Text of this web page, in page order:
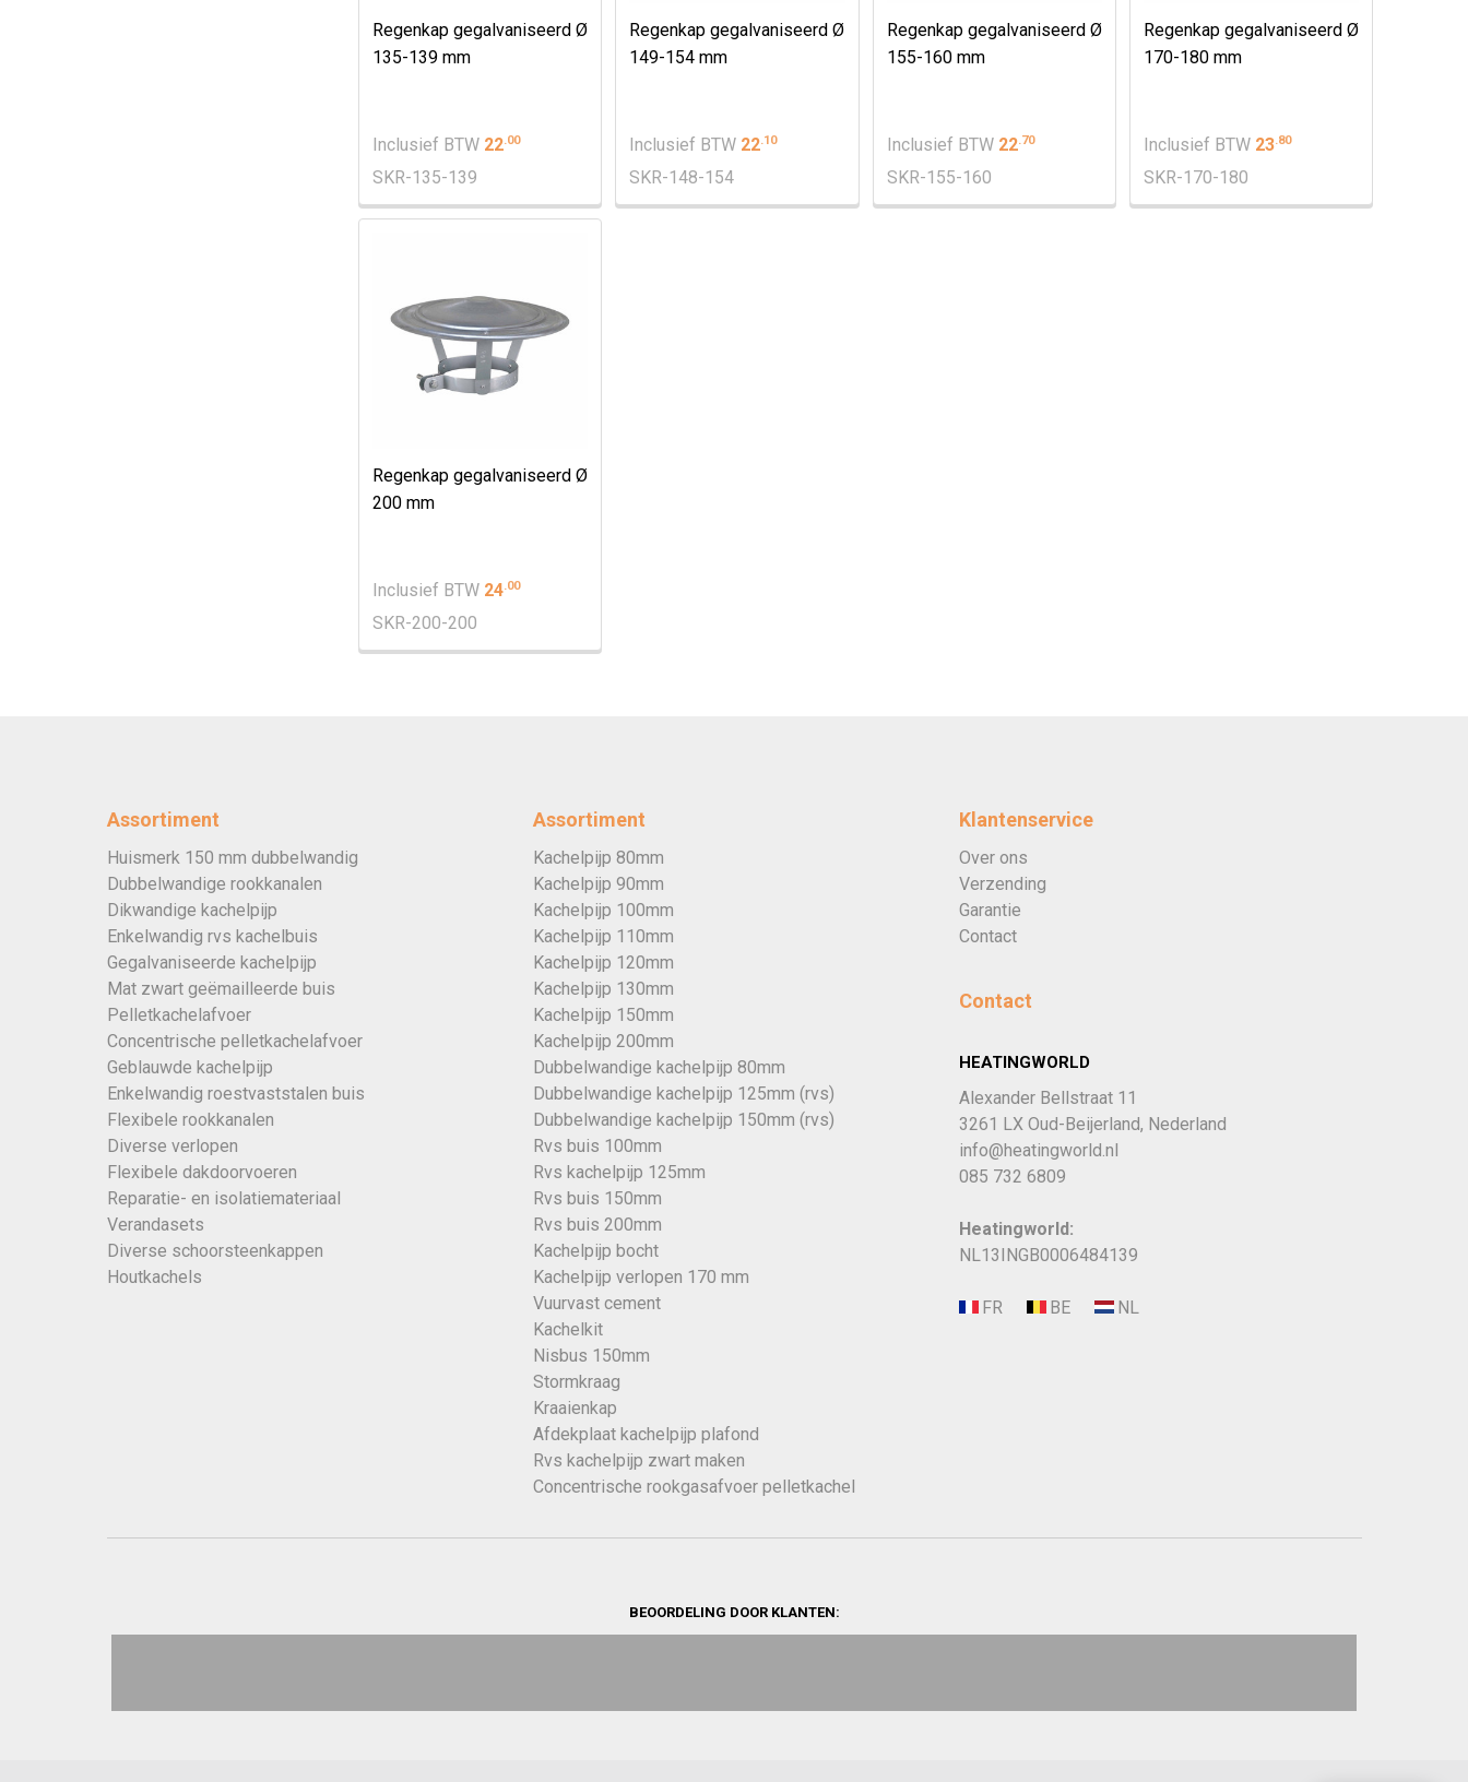
Regenkap gegalvaniseerd Ø
135-139 mm
Inclusief BTW 22.00
SKR-135-139
Regenkap gegalvaniseerd Ø
149-154 mm
Inclusief BTW 22.10
SKR-148-154
Regenkap gegalvaniseerd Ø
155-160 mm
Inclusief BTW 22.70
SKR-155-160
Regenkap gegalvaniseerd Ø
170-180 mm
Inclusief BTW 23.80
SKR-170-180
Regenkap gegalvaniseerd Ø
200 mm
Inclusief BTW 24.00
SKR-200-200
Assortiment
Huismerk 150 mm dubbelwandig
Dubbelwandige rookkanalen
Dikwandige kachelpijp
Enkelwandig rvs kachelbuis
Gegalvaniseerde kachelpijp
Mat zwart geëmailleerde buis
Pelletkachelafvoer
Concentrische pelletkachelafvoer
Geblauwde kachelpijp
Enkelwandig roestvaststalen buis
Flexibele rookkanalen
Diverse verlopen
Flexibele dakdoorvoeren
Reparatie- en isolatiemateriaal
Verandasets
Diverse schoorsteenkappen
Houtkachels
Assortiment
Kachelpijp 80mm
Kachelpijp 90mm
Kachelpijp 100mm
Kachelpijp 110mm
Kachelpijp 120mm
Kachelpijp 130mm
Kachelpijp 150mm
Kachelpijp 200mm
Dubbelwandige kachelpijp 80mm
Dubbelwandige kachelpijp 125mm (rvs)
Dubbelwandige kachelpijp 150mm (rvs)
Rvs buis 100mm
Rvs kachelpijp 125mm
Rvs buis 150mm
Rvs buis 200mm
Kachelpijp bocht
Kachelpijp verlopen 170 mm
Vuurvast cement
Kachelkit
Nisbus 150mm
Stormkraag
Kraaienkap
Afdekplaat kachelpijp plafond
Rvs kachelpijp zwart maken
Concentrische rookgasafvoer pelletkachel
Klantenservice
Over ons
Verzending
Garantie
Contact
Contact
HEATINGWORLD
Alexander Bellstraat 11
3261 LX Oud-Beijerland, Nederland
info@heatingworld.nl
085 732 6809
Heatingworld:
NL13INGB0006484139
BEOORDELING DOOR KLANTEN: